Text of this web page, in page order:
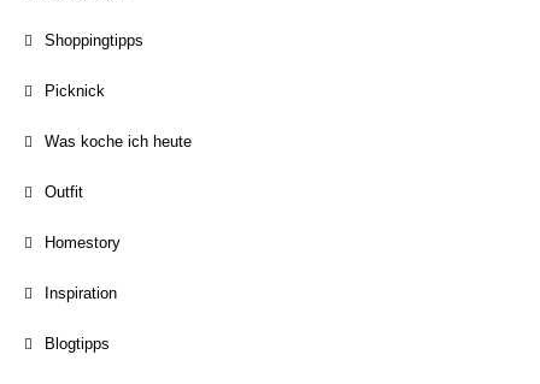
Shoppingtipps
Picknick
Was koche ich heute
Outfit
Homestory
Inspiration
Blogtipps